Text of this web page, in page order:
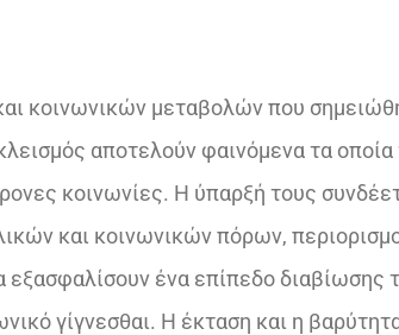
€23,32.
κοινωνικών μεταβολών που
αποτελούν φαινόμενα τα οποία
κοινωνίες. Η ύπαρξή τους
και κοινωνικών πόρων,
ένα επίπεδο διαβίωσης
γίγνεσθαι. Η έκταση και η